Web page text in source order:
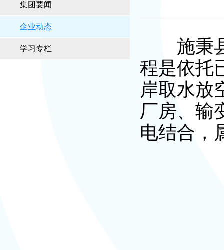
集团要闻
企业动态
学习专栏
施秉县
程是依托
岸取水放
厂房、输
电结合，